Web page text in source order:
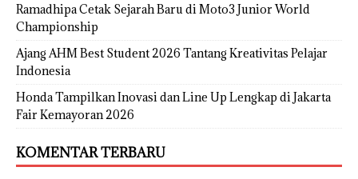
Ramadhipa Cetak Sejarah Baru di Moto3 Junior World
Championship
Ajang AHM Best Student 2026 Tantang Kreativitas Pelajar
Indonesia
Honda Tampilkan Inovasi dan Line Up Lengkap di Jakarta
Fair Kemayoran 2026
KOMENTAR TERBARU